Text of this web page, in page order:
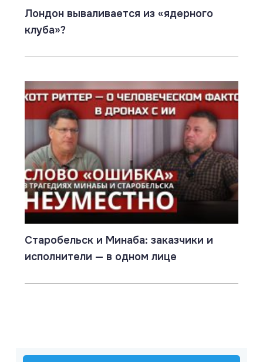
Лондон вываливается из «ядерного
клуба»?
Старобельск и Минаба: заказчики и
исполнители — в одном лице